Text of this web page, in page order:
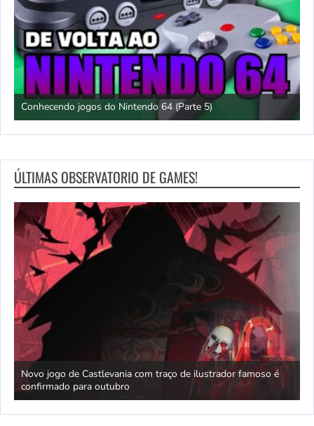
Conhecendo jogos do Nintendo 64 (Parte 5)
ÚLTIMAS OBSERVATORIO DE GAMES!
Novo jogo de Castlevania com traço de ilustrador famoso é
confirmado para outubro